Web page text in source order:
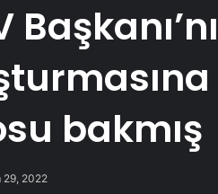
bakmış
29, 2022